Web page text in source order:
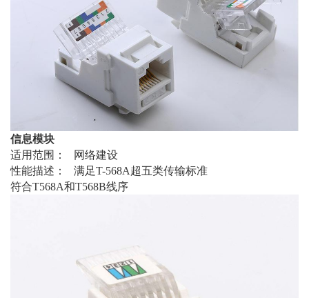
信息模块
适用范围： 网络建设
性能描述： 满足T-568A超五类传输标准
符合T568A和T568B线序